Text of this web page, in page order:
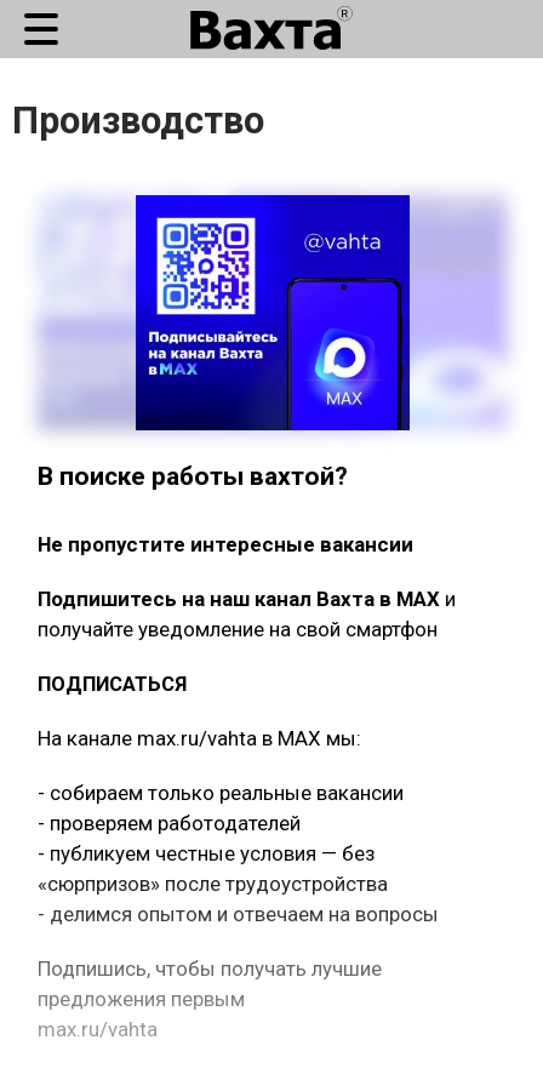
Производство
В поиске работы вахтой?
Не пропустите интересные вакансии
Подпишитесь на наш канал Вахта в МАХ и
получайте уведомление на свой смартфон
ПОДПИСАТЬСЯ
На канале max.ru/vahta в MAX мы:
- собираем только реальные вакансии
- проверяем работодателей
- публикуем честные условия — без
«сюрпризов» после трудоустройства
- делимся опытом и отвечаем на вопросы
Подпишись, чтобы получать лучшие
предложения первым
max.ru/vahta